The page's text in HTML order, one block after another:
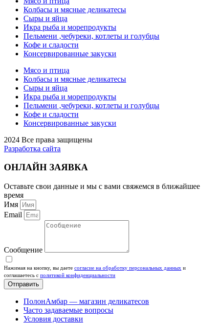
Колбасы и мясные деликатесы
Сыры и яйца
Икра рыба и морепродукты
Пельмени ,чебуреки, котлеты и голубцы
Кофе и сладости
Консервированные закуски
Мясо и птица
Колбасы и мясные деликатесы
Сыры и яйца
Икра рыба и морепродукты
Пельмени ,чебуреки, котлеты и голубцы
Кофе и сладости
Консервированные закуски
2024 Все права защищены
Разработка сайта
ОНЛАЙН ЗАЯВКА
Оставьте свои данные и мы с вами свяжемся в ближайшее
время
Имя
Email
Сообщение
Нажимая на кнопку, вы даете согласие на обработку персональных данных и
соглашаетесь c политикой конфиденциальности
Отправить
ПолонАмбар — магазин деликатесов
Часто задаваемые вопросы
Условия доставки